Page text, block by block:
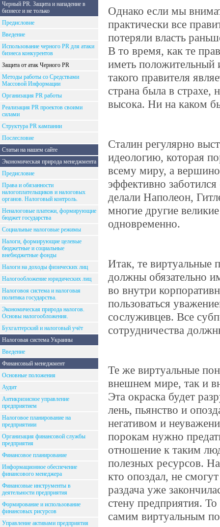
Черный PR. Защита и нападение в
бизнесе и не только
Предисловие
Введение
Использование черного PR для атаки
бизнеса конкурентов
Защита от атак Черного PR
Методы работы со Средствами
Массовой Информации
Организация PR работы
Реализация PR проектов своими
силами
Структура PR кампании
Послесловие
Статьи на нашем сайте
Экономическая природа менеджмента
Предисловие
Права и обязанности
налогоплательщиков и налоговых
органов. Налоговый контроль.
Неналоговые платежи, формирующие
бюджет государства
Социальные налоговые режимы
Налоги, формирующие целевые
бюджетные и социальные
внебюджетные фонды
Налоги на доходы физических лиц
Налогообложение юридических лиц
Налоговоя система и налоговая
политика государства.
Экономическая природа налогов.
Основы налогообложения.
Бухгалтерский и налоговый учёт
Налоговая система Украины
Введение
Финансовый менеджмент
Основные положения
Аудит
Антикризисное управление
предприятием
Налоговое планирование на
предприятиии
Организация финансовой службы
предприятия
Финансовое планирование
Информационное обеспечение
финансового менеджера
Финансовые инструменты в
деятельности предприятия
Формирование и использование
финансовых рисурсов
Управление активами предприятия
Однако если мы
практически все
потеряли власть
В то время, как те
иметь
такого правителя
страна была в страхе,
высока. Ни на каком
Сталин регулярно
идеологию, которая
всему миру, а
эффективно
делали Наполеон,
многие другие
одновременно.
Итак, те виртуальные
должны обязательно
во внутри
пользоваться
сослуживцев. Все
сотрудничества
Те же виртуальные
внешнем мире, так и
Эта окраска будет
лень, пьянство и
негативом и
порокам нужно
отношение к таким
полезных ресурсов.
кто опоздал, не
раздача уже
стену предприятия.
самим виртуальным